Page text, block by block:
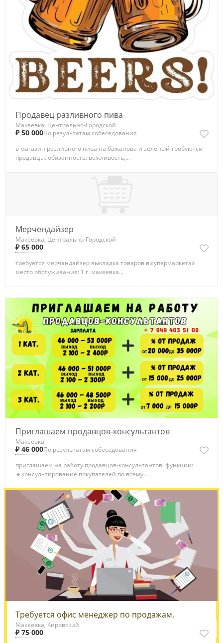
Продавец разливного пива
Макеевка, Центрально-Городской
₽ 50 000По результатам собеседования
в магазин разливного пива на бажанова и зелёный требуются
продавцы. обязанность: вежливость,...
Мерчендайзер
Макеевка, Центрально-Городской
₽ 65 000
требуется мерчандайзер выкладка товаров в супермаркетах
место обслуживания: 1 г. макеевка...
Приглашаем продавцов-консультантов
Макеевка
₽ 46 000По результатам собеседования
приглашаем на работу продавцов-консультантов! функции:
🔹консультирование покупателей по всему...
Требуется офис менеджер по продажам.
Макеевка, Кировский
₽ 75 000